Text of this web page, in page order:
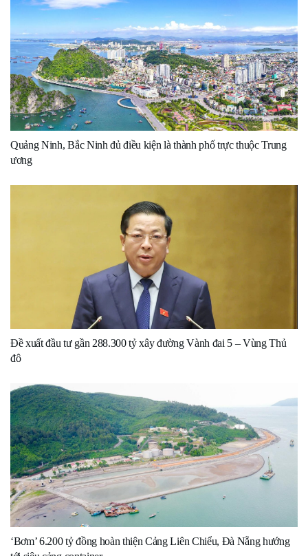
Quảng Ninh, Bắc Ninh đủ điều kiện là thành phố trực thuộc Trung
ương
Đề xuất đầu tư gần 288.300 tỷ xây đường Vành đai 5 – Vùng Thủ
đô
‘Bơm’ 6.200 tỷ đồng hoàn thiện Cảng Liên Chiểu, Đà Nẵng hướng